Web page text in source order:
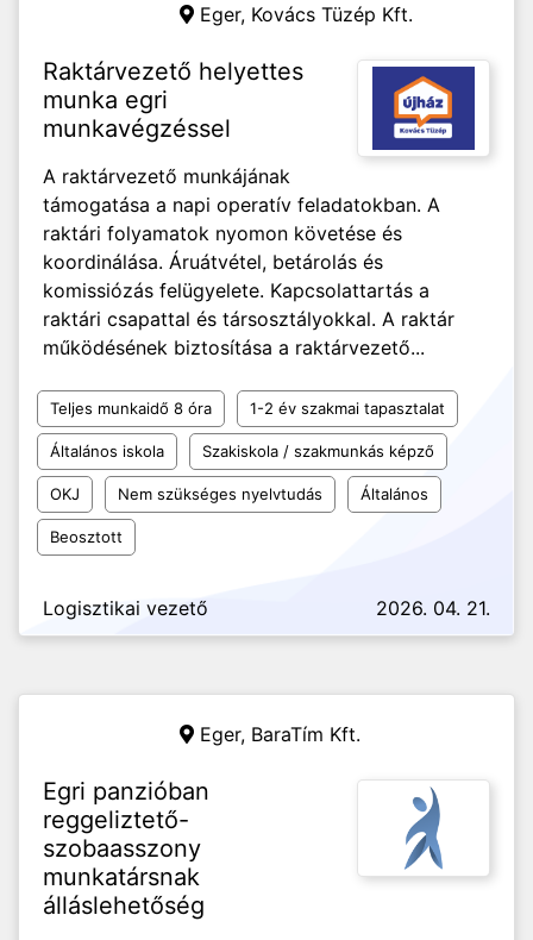
Eger, Kovács Tüzép Kft.
Raktárvezető helyettes
munka egri
munkavégzéssel
A raktárvezető munkájának
támogatása a napi operatív feladatokban. A
raktári folyamatok nyomon követése és
koordinálása. Áruátvétel, betárolás és
komissiózás felügyelete. Kapcsolattartás a
raktári csapattal és társosztályokkal. A raktár
működésének biztosítása a raktárvezető...
Teljes munkaidő 8 óra 1-2 év szakmai tapasztalat
Általános iskola Szakiskola / szakmunkás képző
OKJ Nem szükséges nyelvtudás Általános
Beosztott
Logisztikai vezető 2026. 04. 21.
Eger, BaraTím Kft.
Egri panzióban
reggeliztető-
szobaasszony
munkatársnak
álláslehetőség